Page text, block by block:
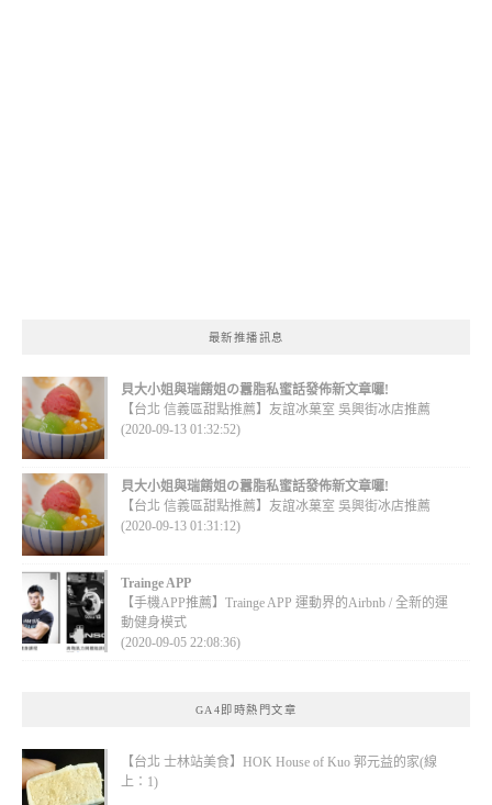
最新推播訊息
貝大小姐與瑞餚姐の囂脂私蜜話發佈新文章囉!
【台北 信義區甜點推薦】友誼冰菓室 吳興街冰店推薦
(2020-09-13 01:32:52)
貝大小姐與瑞餚姐の囂脂私蜜話發佈新文章囉!
【台北 信義區甜點推薦】友誼冰菓室 吳興街冰店推薦
(2020-09-13 01:31:12)
Trainge APP
【手機APP推薦】Trainge APP 運動界的Airbnb / 全新的運
動健身模式
(2020-09-05 22:08:36)
GA4即時熱門文章
【台北 士林站美食】HOK House of Kuo 郭元益的家(線
上：1)